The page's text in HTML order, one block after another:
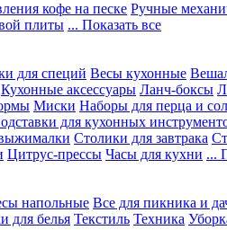
кофе на песке Ручные
плиты ... Показать все
для специй Весы кухонные
Кухонные аксессуары Ланч-боксы
Миски Наборы для перца и
для кухонных
Столики для завтрака
Цитрус-прессы Часы для кухни ...
напольные Все для пикника и
для белья Текстиль Техника